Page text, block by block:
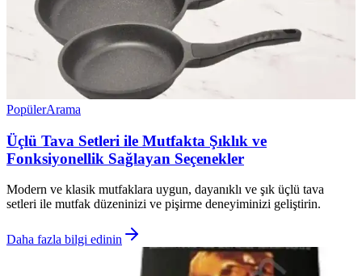
PopülerArama
Üçlü Tava Setleri ile Mutfakta Şıklık ve
Fonksiyonellik Sağlayan Seçenekler
Modern ve klasik mutfaklara uygun, dayanıklı ve şık üçlü tava
setleri ile mutfak düzeninizi ve pişirme deneyiminizi geliştirin.
Daha fazla bilgi edinin